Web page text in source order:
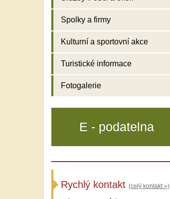
Spolky a firmy
Kulturní a sportovní akce
Turistické informace
Fotogalerie
E - podatelna
Rychlý kontakt (celý kontakt »)